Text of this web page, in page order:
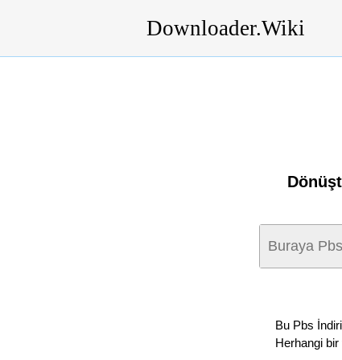
Downloader.Wiki
Bu Pbs
Herhangi bir